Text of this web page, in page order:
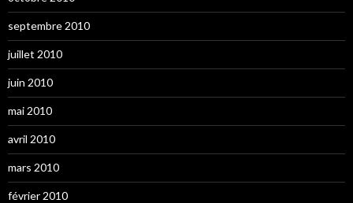
septembre 2010
juillet 2010
juin 2010
mai 2010
avril 2010
mars 2010
février 2010